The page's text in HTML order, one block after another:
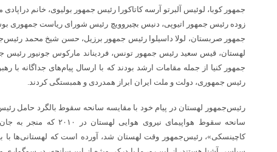
جمهور کوبا، لوئیس آلبرتو آرسه کاتاکورا رئیس جمهور بولیوی، خانم
زوده رئیس جمهور اتیوپی، دنیس بچیروویچ رئیس شورای ریاست جمهوری
جمهور صربستان، لولا داسیلوا رئیس جمهور برزیل، حسن شیخ محمد
لهستان، قیس سعید رئیس جمهور تونس، فردیناند مارکوس جونیور رئیس
جمهور کنیا از جمله مقامات ارشد بودند که با ارسال پیام‌های جداگانه با
رئیس جمهوری، دولت و ملت ایران ابراز همدردی و همبستگی کردند.
رئیس‌جمهور لهستان در پیام خود با مقایسه سانحه سقوط بالگرد حامل
کاچینسکی»، رئیس‌جمهور وقت لهستان شد، آورده است که لهستانی‌ها با